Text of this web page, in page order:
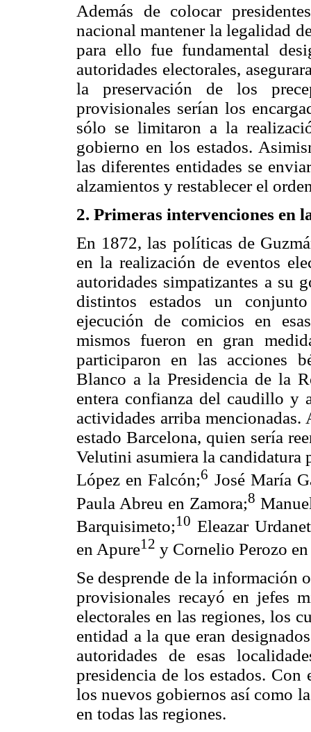
Además de colocar
nacional mantener la legalidad
para ello fue fundamental
autoridades electorales,
la preservación de los
provisionales serían los
sólo se limitaron a la
gobierno en los estados.
las diferentes entidades se
alzamientos y restablecer el
2. Primeras intervenciones en
En 1872, las políticas de
en la realización de eventos
autoridades simpatizantes a su
distintos estados un
ejecución de comicios en
mismos fueron en gran
participaron en las acciones
Blanco a la Presidencia de la
entera confianza del caudillo y
actividades arriba
estado Barcelona, quien sería
Velutini asumiera la candidatura
López en Falcón;6 José María
Paula Abreu en Zamora;8
Barquisimeto;10 Eleazar
en Apure12 y Cornelio Perozo
Se desprende de la información
provisionales recayó en jefes
electorales en las regiones, los
entidad a la que eran
autoridades de esas
presidencia de los estados.
los nuevos gobiernos así como
en todas las regiones.